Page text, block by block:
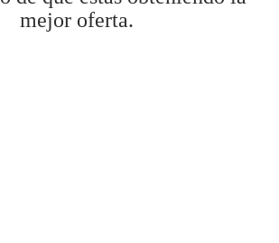
mejor oferta.